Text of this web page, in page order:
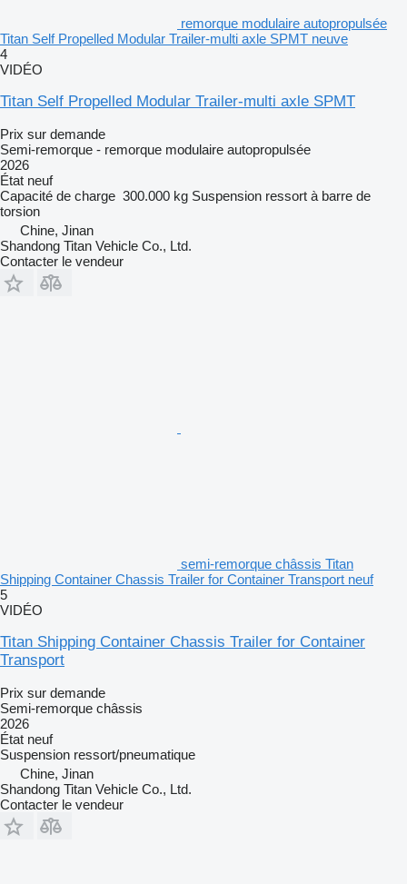
remorque modulaire autopropulsée
Titan Self Propelled Modular Trailer-multi axle SPMT neuve
4
VIDÉO
Titan Self Propelled Modular Trailer-multi axle SPMT
Prix sur demande
Semi-remorque - remorque modulaire autopropulsée
2026
État neuf
Capacité de charge 300.000 kg Suspension ressort à barre de
torsion
Chine, Jinan
Shandong Titan Vehicle Co., Ltd.
Contacter le vendeur
semi-remorque châssis Titan
Shipping Container Chassis Trailer for Container Transport neuf
5
VIDÉO
Titan Shipping Container Chassis Trailer for Container
Transport
Prix sur demande
Semi-remorque châssis
2026
État neuf
Suspension ressort/pneumatique
Chine, Jinan
Shandong Titan Vehicle Co., Ltd.
Contacter le vendeur